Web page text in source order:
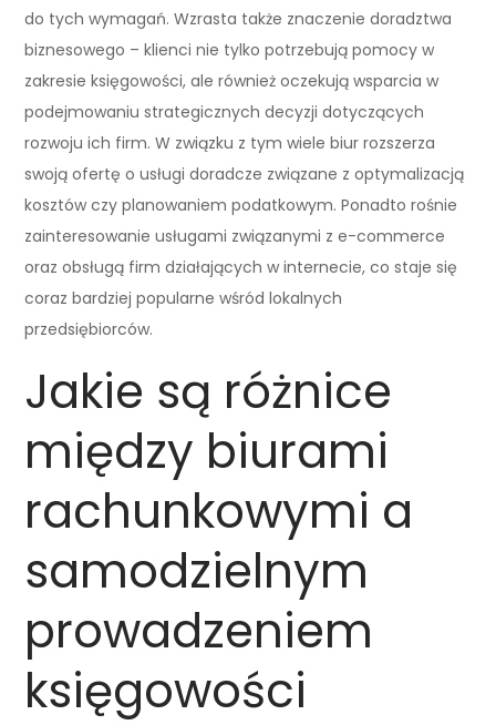
do tych wymagań. Wzrasta także znaczenie doradztwa
biznesowego – klienci nie tylko potrzebują pomocy w
zakresie księgowości, ale również oczekują wsparcia w
podejmowaniu strategicznych decyzji dotyczących
rozwoju ich firm. W związku z tym wiele biur rozszerza
swoją ofertę o usługi doradcze związane z optymalizacją
kosztów czy planowaniem podatkowym. Ponadto rośnie
zainteresowanie usługami związanymi z e-commerce
oraz obsługą firm działających w internecie, co staje się
coraz bardziej popularne wśród lokalnych
przedsiębiorców.
Jakie są różnice
między biurami
rachunkowymi a
samodzielnym
prowadzeniem
księgowości